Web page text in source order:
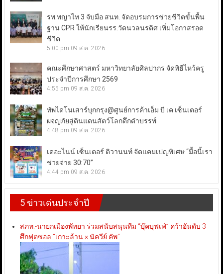
รพ.พญาไท 3 จับมือ สนท. จัดอบรมการช่วยชีวิตขั้นพื้น
ฐาน CPR ให้นักเรียนรร.วัดนวลนรดิศ เพิ่มโอกาสรอด
ชีวิต
5:00 pm 09 ส.ค. 2026
คณะศึกษาศาสตร์ มหาวิทยาลัยศิลปากร จัดพิธีไหว้ครู
ประจำปีการศึกษา 2569
4:55 pm 09 ส.ค. 2026
ทัพไดโนเสาร์บุกกรุง@ศูนย์การค้าเอ็ม บี เค เซ็นเตอร์
ผจญภัยสู่ดินแดนสัตว์โลกดึกดำบรรพ์
4:48 pm 09 ส.ค. 2026
เดอะไนน์ เซ็นเตอร์ ติวานนท์ จัดแคมเปญพิเศษ “มื้อนี้เรา
ช่วยจ่าย 30:70”
4:44 pm 09 ส.ค. 2026
5 ข่าวเด่นประจำปี
สภท.-นายกเมืองพัทยา ร่วมสนับสนุนทีม “บุ๊คบุฟเฟ่” คว้าอันดับ 3
ศึกฟุตซอล “เกาะล้าน × นัควีย์ คัพ”